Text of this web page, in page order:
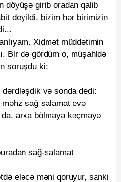
döyüşə girib oradan qalib
deyildi, bizim hər birimizin
Xidmət müddətimin
Bir də gördüm o, müşahidə
soruşdu ki:
və sonda dedi:
sağ-salamat evə
arxa bölməyə keçməyə
sağ-salamat
eləcə məni qoruyur, sanki